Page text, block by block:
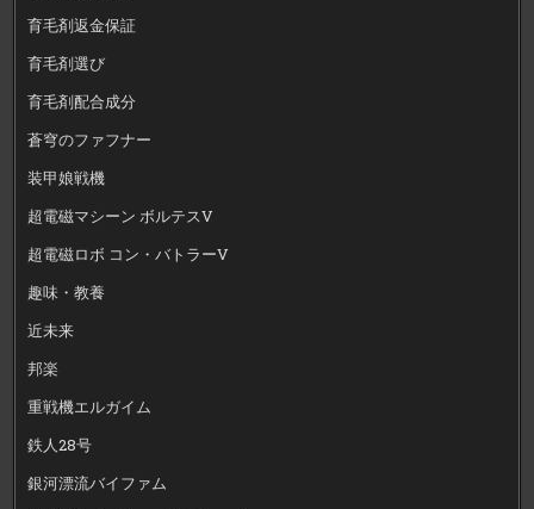
育毛剤返金保証
育毛剤選び
育毛剤配合成分
蒼穹のファフナー
装甲娘戦機
超電磁マシーン ボルテスV
超電磁ロボ コン・バトラーV
趣味・教養
近未来
邦楽
重戦機エルガイム
鉄人28号
銀河漂流バイファム